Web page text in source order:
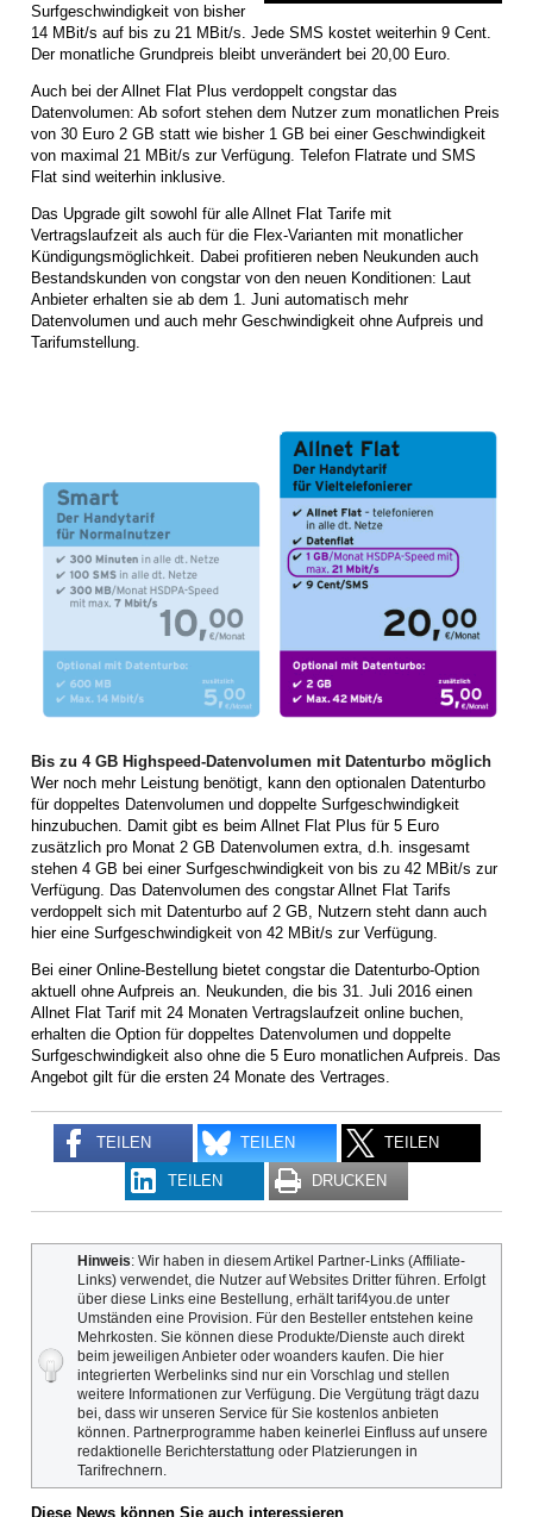
Surfgeschwindigkeit von bisher
14 MBit/s auf bis zu 21 MBit/s. Jede SMS kostet weiterhin 9 Cent.
Der monatliche Grundpreis bleibt unverändert bei 20,00 Euro.
Auch bei der Allnet Flat Plus verdoppelt congstar das
Datenvolumen: Ab sofort stehen dem Nutzer zum monatlichen Preis
von 30 Euro 2 GB statt wie bisher 1 GB bei einer Geschwindigkeit
von maximal 21 MBit/s zur Verfügung. Telefon Flatrate und SMS
Flat sind weiterhin inklusive.
Das Upgrade gilt sowohl für alle Allnet Flat Tarife mit
Vertragslaufzeit als auch für die Flex-Varianten mit monatlicher
Kündigungsmöglichkeit. Dabei profitieren neben Neukunden auch
Bestandskunden von congstar von den neuen Konditionen: Laut
Anbieter erhalten sie ab dem 1. Juni automatisch mehr
Datenvolumen und auch mehr Geschwindigkeit ohne Aufpreis und
Tarifumstellung.
Bis zu 4 GB Highspeed-Datenvolumen mit Datenturbo möglich
Wer noch mehr Leistung benötigt, kann den optionalen Datenturbo
für doppeltes Datenvolumen und doppelte Surfgeschwindigkeit
hinzubuchen. Damit gibt es beim Allnet Flat Plus für 5 Euro
zusätzlich pro Monat 2 GB Datenvolumen extra, d.h. insgesamt
stehen 4 GB bei einer Surfgeschwindigkeit von bis zu 42 MBit/s zur
Verfügung. Das Datenvolumen des congstar Allnet Flat Tarifs
verdoppelt sich mit Datenturbo auf 2 GB, Nutzern steht dann auch
hier eine Surfgeschwindigkeit von 42 MBit/s zur Verfügung.
Bei einer Online-Bestellung bietet congstar die Datenturbo-Option
aktuell ohne Aufpreis an. Neukunden, die bis 31. Juli 2016 einen
Allnet Flat Tarif mit 24 Monaten Vertragslaufzeit online buchen,
erhalten die Option für doppeltes Datenvolumen und doppelte
Surfgeschwindigkeit also ohne die 5 Euro monatlichen Aufpreis. Das
Angebot gilt für die ersten 24 Monate des Vertrages.
TEILEN TEILEN TEILEN
TEILEN DRUCKEN
Hinweis: Wir haben in diesem Artikel Partner-Links (Affiliate-
Links) verwendet, die Nutzer auf Websites Dritter führen. Erfolgt
über diese Links eine Bestellung, erhält tarif4you.de unter
Umständen eine Provision. Für den Besteller entstehen keine
Mehrkosten. Sie können diese Produkte/Dienste auch direkt
beim jeweiligen Anbieter oder woanders kaufen. Die hier
integrierten Werbelinks sind nur ein Vorschlag und stellen
weitere Informationen zur Verfügung. Die Vergütung trägt dazu
bei, dass wir unseren Service für Sie kostenlos anbieten
können. Partnerprogramme haben keinerlei Einfluss auf unsere
redaktionelle Berichterstattung oder Platzierungen in
Tarifrechnern.
Diese News können Sie auch interessieren